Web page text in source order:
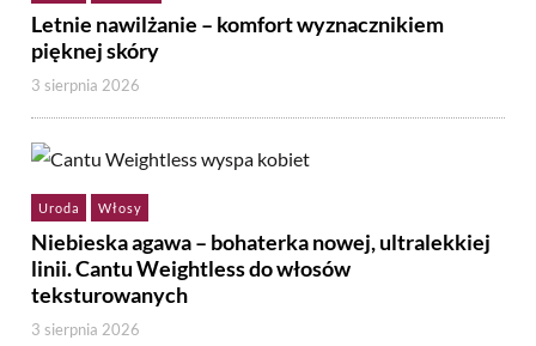
Letnie nawilżanie – komfort wyznacznikiem
pięknej skóry
3 sierpnia 2026
Uroda Włosy
Niebieska agawa – bohaterka nowej, ultralekkiej
linii. Cantu Weightless do włosów
teksturowanych
3 sierpnia 2026